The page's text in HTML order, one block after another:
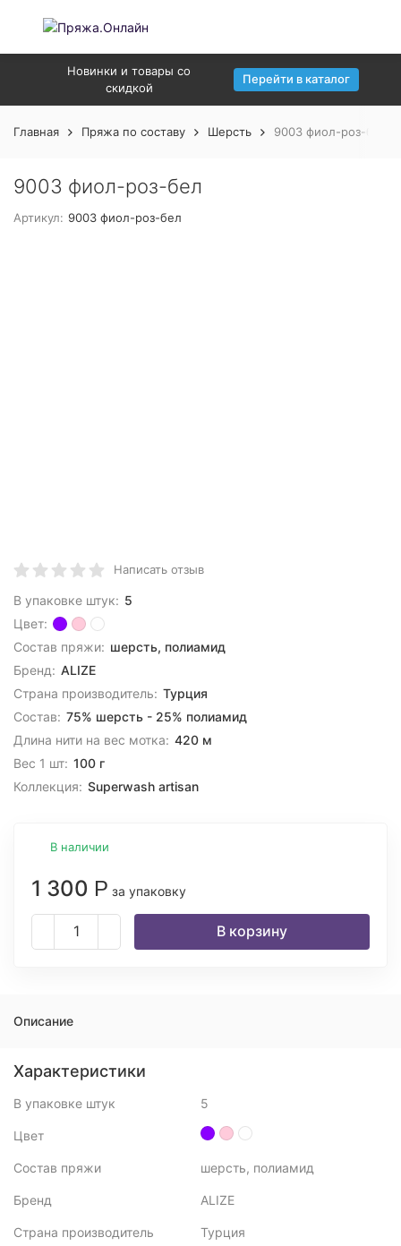
Новинки и товары со
скидкой
Перейти в каталог
Главная Пряжа по составу Шерсть 9003 фиол-роз-бел
9003 фиол-роз-бел
Артикул: 9003 фиол-роз-бел
Написать отзыв
В упаковке штук: 5
Цвет:
Состав пряжи: шерсть, полиамид
Бренд: ALIZE
Страна производитель: Турция
Состав: 75% шерсть - 25% полиамид
Длина нити на вес мотка: 420 м
Вес 1 шт: 100 г
Коллекция: Superwash artisan
В наличии
1 300 Р за упаковку
В корзину
Описание
Характеристики
В упаковке штук 5
Цвет
Состав пряжи шерсть, полиамид
Бренд ALIZE
Страна производитель Турция